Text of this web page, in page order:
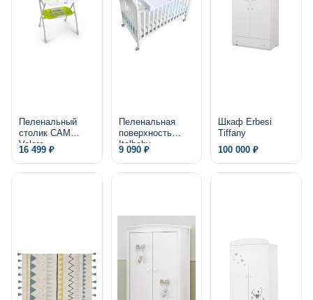
Пеленальный
столик CAM
Volare
16 499 ₽
Пеленальная
поверхность
Italbaby
9 090 ₽
Шкаф Erbesi
Tiffany
100 000 ₽